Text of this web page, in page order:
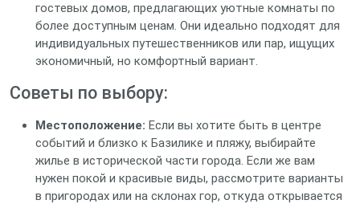
гостевых домов, предлагающих уютные комнаты по
более доступным ценам. Они идеально подходят для
индивидуальных путешественников или пар, ищущих
экономичный, но комфортный вариант.
Советы по выбору:
Местоположение: Если вы хотите быть в центре
событий и близко к Базилике и пляжу, выбирайте
жилье в исторической части города. Если же вам
нужен покой и красивые виды, рассмотрите варианты
в пригородах или на склонах гор, откуда открывается